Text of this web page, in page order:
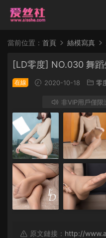
當前位置： 首頁 絲模寫真
[LD零度] NO.030 舞蹈
在線 2020-10-18 零
非VIP用戶僅
原文鏈接： http://